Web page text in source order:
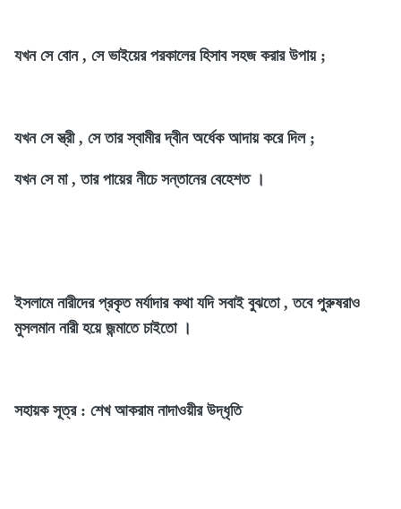
যখন সে বোন , সে ভাইয়ের পরকালের হিসাব সহজ করার উপায় ;
যখন সে স্ত্রী , সে তার স্বামীর দ্বীন অর্ধেক আদায় করে দিল ;
যখন সে মা , তার পায়ের নীচে সন্তানের বেহেশত ।
ইসলামে নারীদের প্রকৃত মর্যাদার কথা যদি সবাই বুঝতো , তবে পুরুষরাও
মুসলমান নারী হয়ে জন্মাতে চাইতো ।
সহায়ক সূত্র : শেখ আকরাম নাদাওয়ীর উদ্ধৃতি